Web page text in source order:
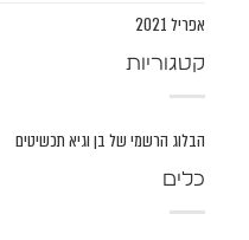
אפריל 2021
קטגוריות
הבלוג הרשמי של בן וגיא תכשיטים
כלים